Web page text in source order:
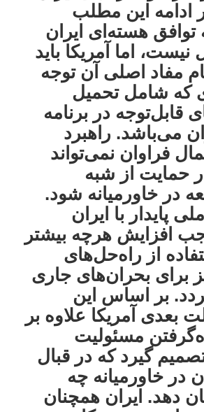
ادامه این مطلب
هسته‌ای ایران
نیست، اما آمریکا باید
مفاد اصلی آن توجه
که شامل تحمیل
قابل‌توجه در برنامه
می‌باشد. راهبرد
فراوان نمی‌تواند
حمایت از شبه
در خاورمیانه شود.
پایدار با ایران
افزایش هرچه بیشتر
از راه‌حل‌های
برای بحران‌های جاری
بر اساس این
بعدی آمریکا علاوه بر
مسئولیت
تصمیم گیرد که در قبال
در خاورمیانه چه
دهد. ایران همچنان